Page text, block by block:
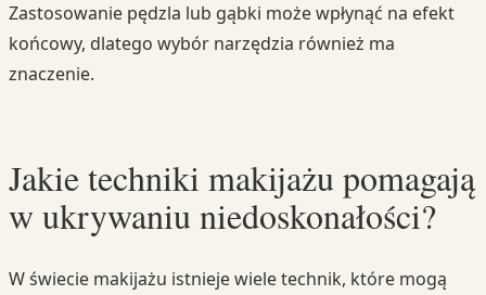
Zastosowanie pędzla lub gąbki może wpłynąć na efekt
końcowy, dlatego wybór narzędzia również ma
znaczenie.
Jakie techniki makijażu pomagają
w ukrywaniu niedoskonałości?
W świecie makijażu istnieje wiele technik, które mogą